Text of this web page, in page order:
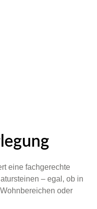
eine fachgerechte
– egal, ob in
oder